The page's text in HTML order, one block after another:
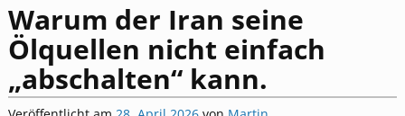
Warum der Iran seine
Ölquellen nicht einfach
„abschalten“ kann.